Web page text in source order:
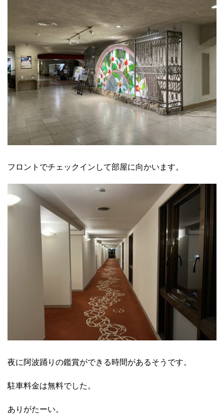
フロントでチェックインして部屋に向かいます。
夜に阿波踊りの鑑賞ができる時間があるそうです。
駐車料金は無料でした。
ありがたーい。